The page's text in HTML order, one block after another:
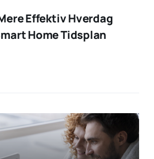
Effektiv Hverdag
Home Tidsplan